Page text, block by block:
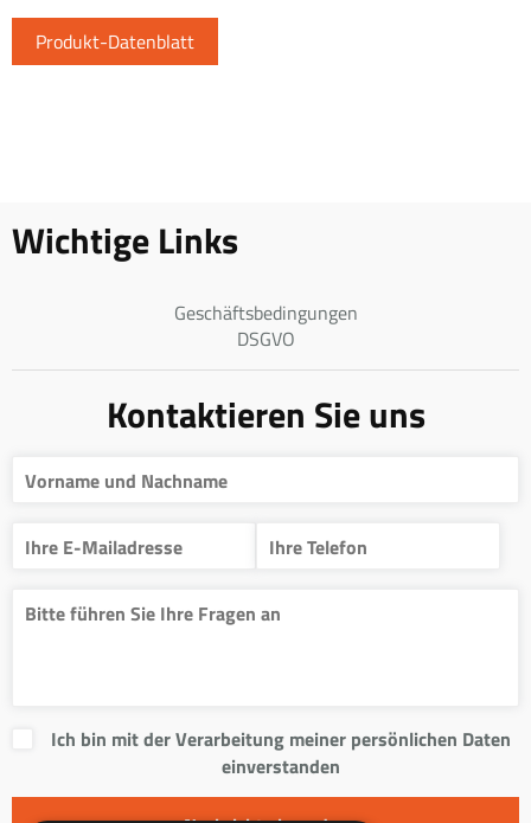
Produkt-Datenblatt
Wichtige Links
Geschäftsbedingungen
DSGVO
Kontaktieren Sie uns
Ich bin mit der Verarbeitung meiner persönlichen Daten
einverstanden